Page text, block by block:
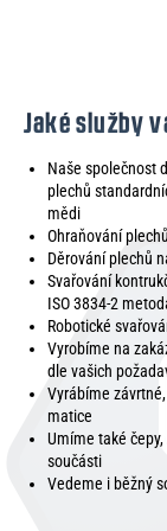
Jaké služby
Naše společnost
plechů
mědi
Ohraňování
Děrování plechů
Svařování
ISO 3834-2
Robotické
Vyrobíme na
dle vašich
Vyrábíme
matice
Umíme také
součásti
Vedeme i běžný